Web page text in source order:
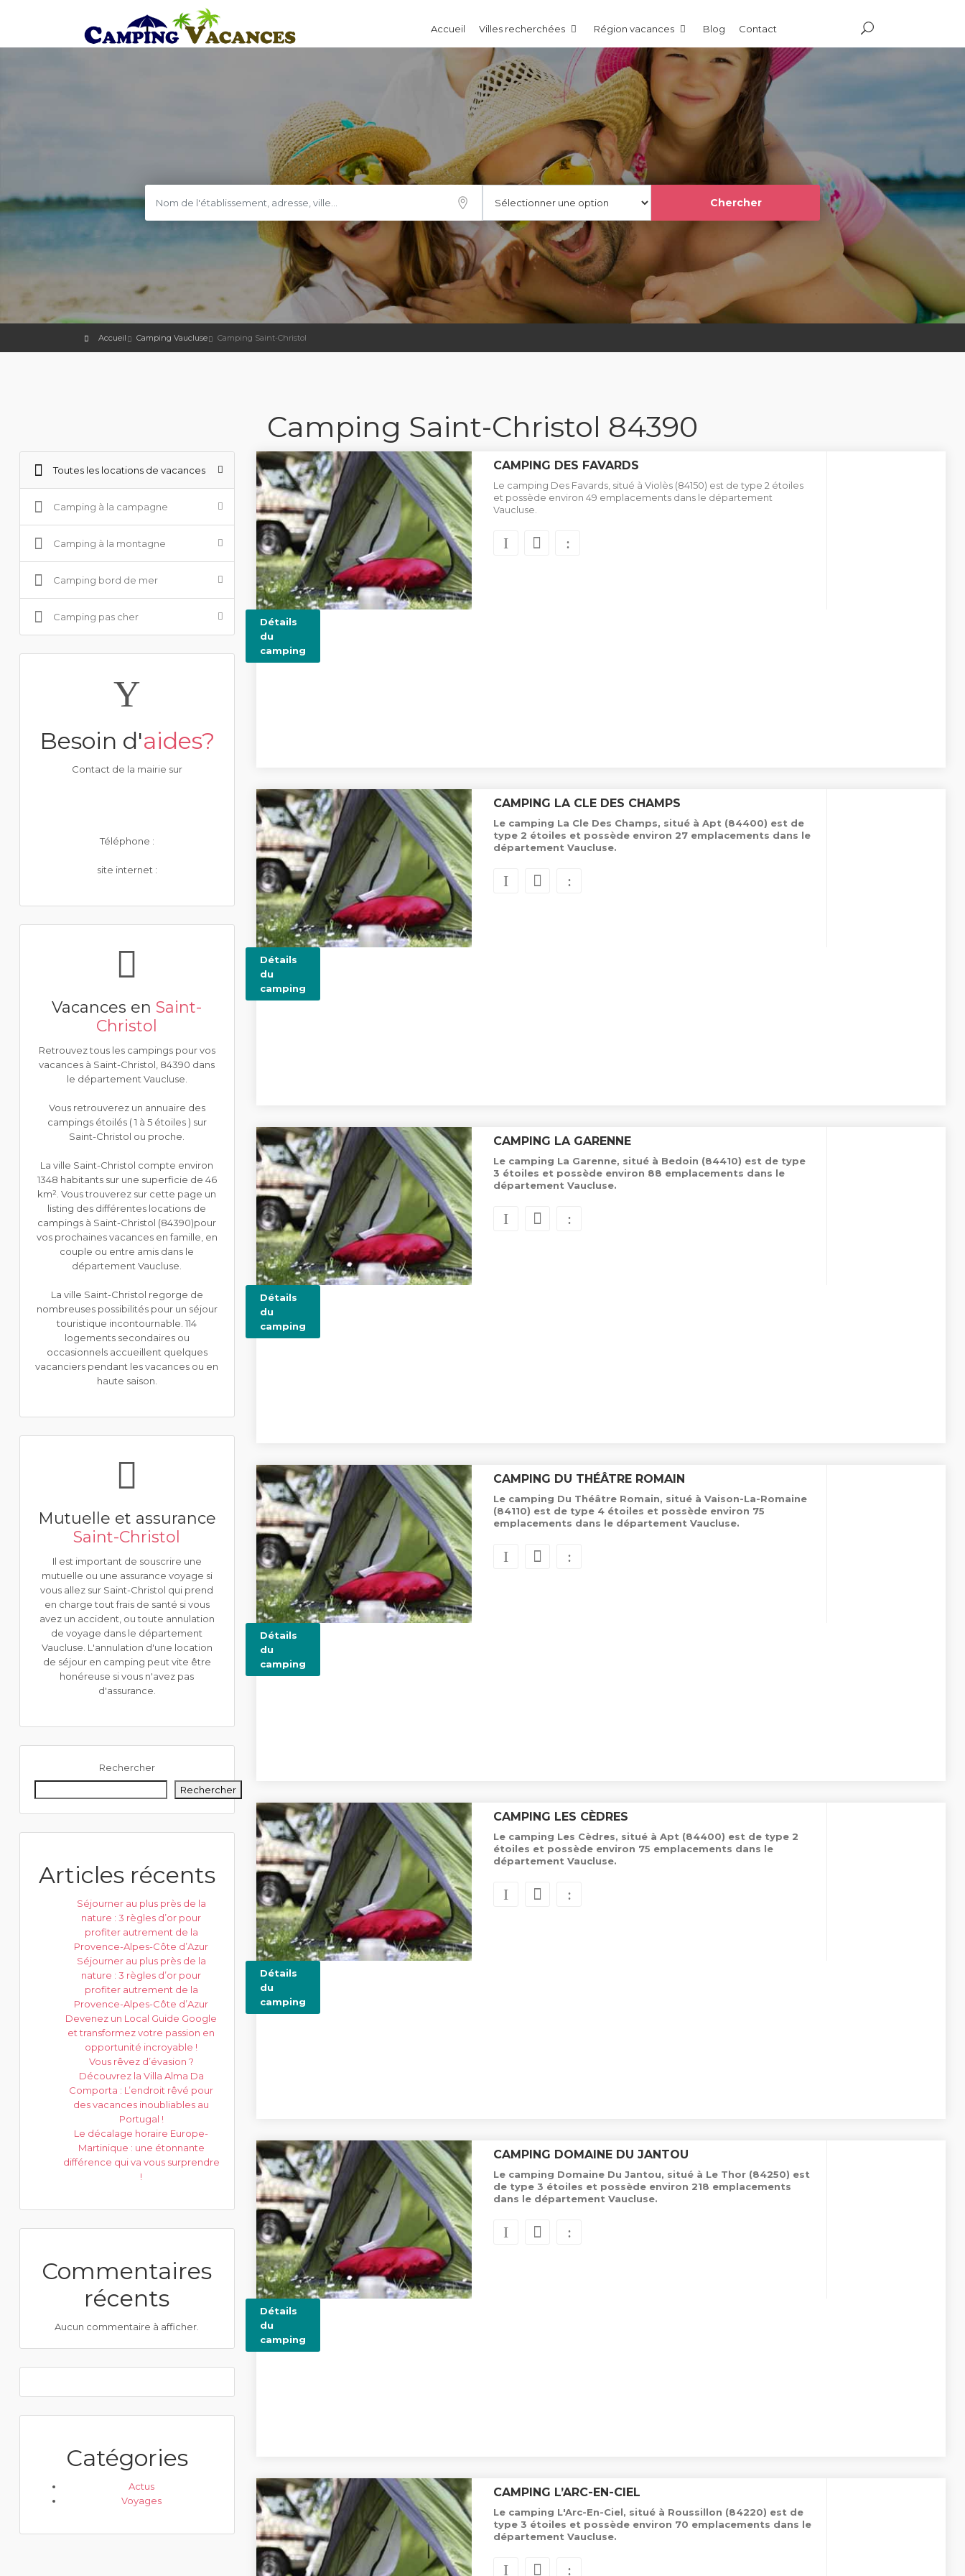
Accueil Villes recherchées Région vacances Blog Contact
Accueil Camping Vaucluse Camping Saint-Christol
Camping Saint-Christol 84390
Toutes les locations de vacances
Camping à la campagne
Camping à la montagne
Camping bord de mer
Camping pas cher
Besoin d'aides?
Contact de la mairie sur
Téléphone :
site internet :
Vacances enSaint-
Christol
Retrouvez tous les campings pour vos
vacances à Saint-Christol, 84390 dans
le département Vaucluse.
Vous retrouverez un annuaire des
campings étoilés ( 1 à 5 étoiles ) sur
Saint-Christol ou proche.
La ville Saint-Christol compte environ
1348 habitants sur une superficie de 46
km². Vous trouverez sur cette page un
listing des différentes locations de
campings à Saint-Christol (84390)pour
vos prochaines vacances en famille, en
couple ou entre amis dans le
département Vaucluse.
La ville Saint-Christol regorge de
nombreuses possibilités pour un séjour
touristique incontournable. 114
logements secondaires ou
occasionnels accueillent quelques
vacanciers pendant les vacances ou en
haute saison.
Mutuelle et assurance
Saint-Christol
Il est important de souscrire une
mutuelle ou une assurance voyage si
vous allez sur Saint-Christol qui prend
en charge tout frais de santé si vous
avez un accident, ou toute annulation
de voyage dans le département
Vaucluse. L'annulation d'une location
de séjour en camping peut vite être
honéreuse si vous n'avez pas
d'assurance.
Rechercher
Rechercher
Articles récents
Séjourner au plus près de la
nature : 3 règles d’or pour
profiter autrement de la
Provence-Alpes-Côte d’Azur
Séjourner au plus près de la
nature : 3 règles d’or pour
profiter autrement de la
Provence-Alpes-Côte d’Azur
Devenez un Local Guide Google
et transformez votre passion en
opportunité incroyable !
Vous rêvez d’évasion ?
Découvrez la Villa Alma Da
Comporta : L’endroit rêvé pour
des vacances inoubliables au
Portugal !
Le décalage horaire Europe-
Martinique : une étonnante
différence qui va vous surprendre
!
Commentaires
récents
Aucun commentaire à afficher.
Catégories
Actus
Voyages
CAMPING DES FAVARDS
Le camping Des Favards, situé à Violès (84150) est de type 2 étoiles
et possède environ 49 emplacements dans le département
Vaucluse.
Détails
du
camping
CAMPING LA CLE DES CHAMPS
Le camping La Cle Des Champs, situé à Apt (84400) est de
type 2 étoiles et possède environ 27 emplacements dans le
département Vaucluse.
Détails
du
camping
CAMPING LA GARENNE
Le camping La Garenne, situé à Bedoin (84410) est de type
3 étoiles et possède environ 88 emplacements dans le
département Vaucluse.
Détails
du
camping
CAMPING DU THÉÂTRE ROMAIN
Le camping Du Théâtre Romain, situé à Vaison-La-Romaine
(84110) est de type 4 étoiles et possède environ 75
emplacements dans le département Vaucluse.
Détails
du
camping
CAMPING LES CÈDRES
Le camping Les Cèdres, situé à Apt (84400) est de type 2
étoiles et possède environ 75 emplacements dans le
département Vaucluse.
Détails
du
camping
CAMPING DOMAINE DU JANTOU
Le camping Domaine Du Jantou, situé à Le Thor (84250) est
de type 3 étoiles et possède environ 218 emplacements
dans le département Vaucluse.
Détails
du
camping
CAMPING L’ARC-EN-CIEL
Le camping L'Arc-En-Ciel, situé à Roussillon (84220) est de
type 3 étoiles et possède environ 70 emplacements dans le
département Vaucluse.